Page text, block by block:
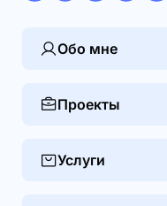
Обо мне
Проекты
Услуги